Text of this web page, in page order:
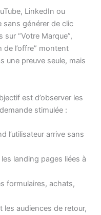
LinkedIn ou
sans générer de clic
“Votre Marque”,
de l’offre” montent
une preuve seule, mais
est d’observer les
stimulée :
l’utilisateur arrive sans
landing pages liées à
formulaires, achats,
les audiences de retour,